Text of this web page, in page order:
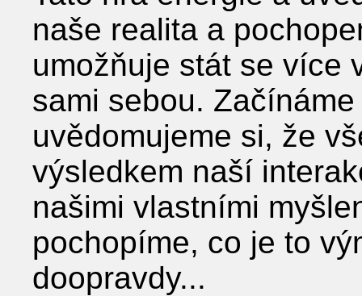
naše realita a
umožňuje stát se více
sami sebou.
uvědomujeme si, že
výsledkem naší
našimi vlastními
pochopíme, co je to
doopravdy...